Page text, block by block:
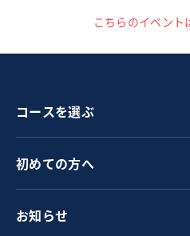
こちらのイベント
コースを選ぶ
初めての方へ
お知らせ